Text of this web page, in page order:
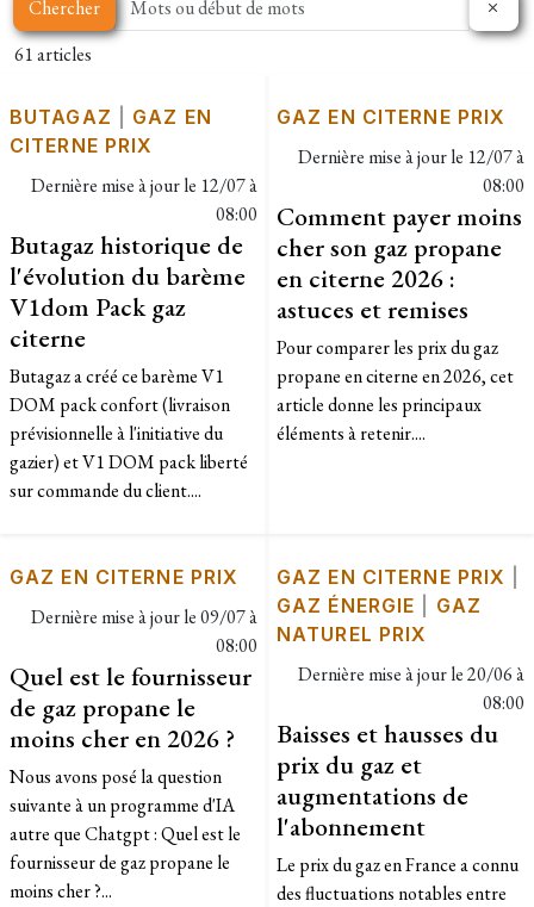
Chercher
61 articles
BUTAGAZ
GAZ EN
CITERNE PRIX
Dernière mise à jour le 12/07 à
08:00
Butagaz historique de
l'évolution du barème
V1dom Pack gaz
citerne
Butagaz a créé ce barème V1
DOM pack confort (livraison
prévisionnelle à l'initiative du
gazier) et V1 DOM pack liberté
sur commande du client....
GAZ EN CITERNE PRIX
Dernière mise à jour le 12/07 à
08:00
Comment payer moins
cher son gaz propane
en citerne 2026 :
astuces et remises
Pour comparer les prix du gaz
propane en citerne en 2026, cet
article donne les principaux
éléments à retenir....
GAZ EN CITERNE PRIX
Dernière mise à jour le09/07 à
08:00
Quel est le fournisseur
de gaz propane le
moins cher en 2026 ?
Nous avons posé la question
suivante à un programme d'IA
autre que Chatgpt : Quel est le
fournisseur de gaz propane le
moins cher ?...
GAZ EN CITERNE PRIX
GAZ ÉNERGIE
GAZ
NATUREL PRIX
Dernière mise à jour le20/06 à
08:00
Baisses et hausses du
prix du gaz et
augmentations de
l'abonnement
Le prix du gaz en France a connu
des fluctuations notables entre